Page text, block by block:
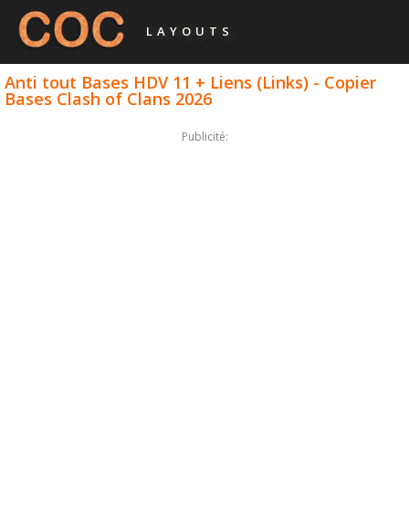
LAYOUTS
Anti tout Bases HDV 11 + Liens (Links) - Copier
Bases Clash of Clans 2026
Publicité: